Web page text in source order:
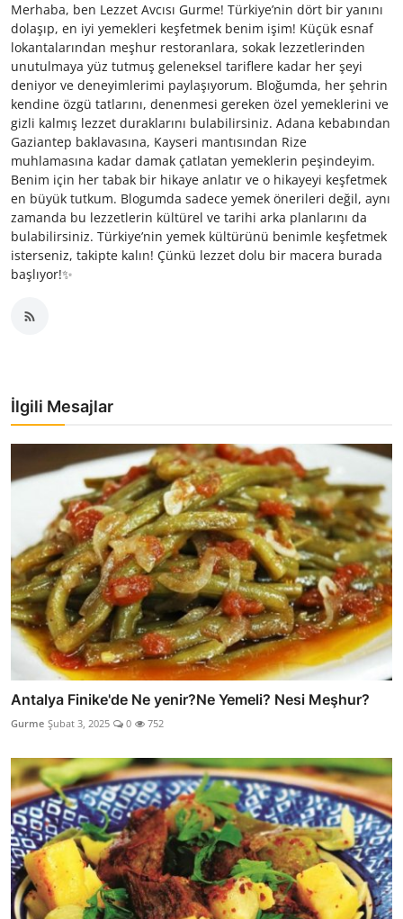
Merhaba, ben Lezzet Avcısı Gurme! Türkiye’nin dört bir yanını
dolaşıp, en iyi yemekleri keşfetmek benim işim! Küçük esnaf
lokantalarından meşhur restoranlara, sokak lezzetlerinden
unutulmaya yüz tutmuş geleneksel tariflere kadar her şeyi
deniyor ve deneyimlerimi paylaşıyorum. Bloğumda, her şehrin
kendine özgü tatlarını, denenmesi gereken özel yemeklerini ve
gizli kalmış lezzet duraklarını bulabilirsiniz. Adana kebabından
Gaziantep baklavasına, Kayseri mantısından Rize
muhlamasına kadar damak çatlatan yemeklerin peşindeyim.
Benim için her tabak bir hikaye anlatır ve o hikayeyi keşfetmek
en büyük tutkum. Blogumda sadece yemek önerileri değil, aynı
zamanda bu lezzetlerin kültürel ve tarihi arka planlarını da
bulabilirsiniz. Türkiye’nin yemek kültürünü benimle keşfetmek
isterseniz, takipte kalın! Çünkü lezzet dolu bir macera burada
başlıyor!✨
İlgili Mesajlar
Antalya Finike'de Ne yenir?Ne Yemeli? Nesi Meşhur?
Gurme Şubat 3, 2025 0 752